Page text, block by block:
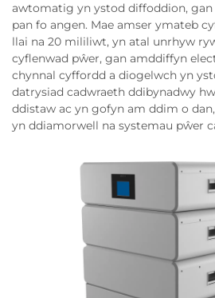
awtomatig yn ystod diffoddion,
pan fo angen. Mae amser ymateb
llai na 20 mililiwt, yn atal unrhyw
cyflenwad pŵer, gan amddiffyn
chynnal cyffordd a diogelwch yn
datrysiad cadwraeth ddibynadwy
ddistaw ac yn gofyn am ddim o
yn ddiamorwell na systemau pŵer